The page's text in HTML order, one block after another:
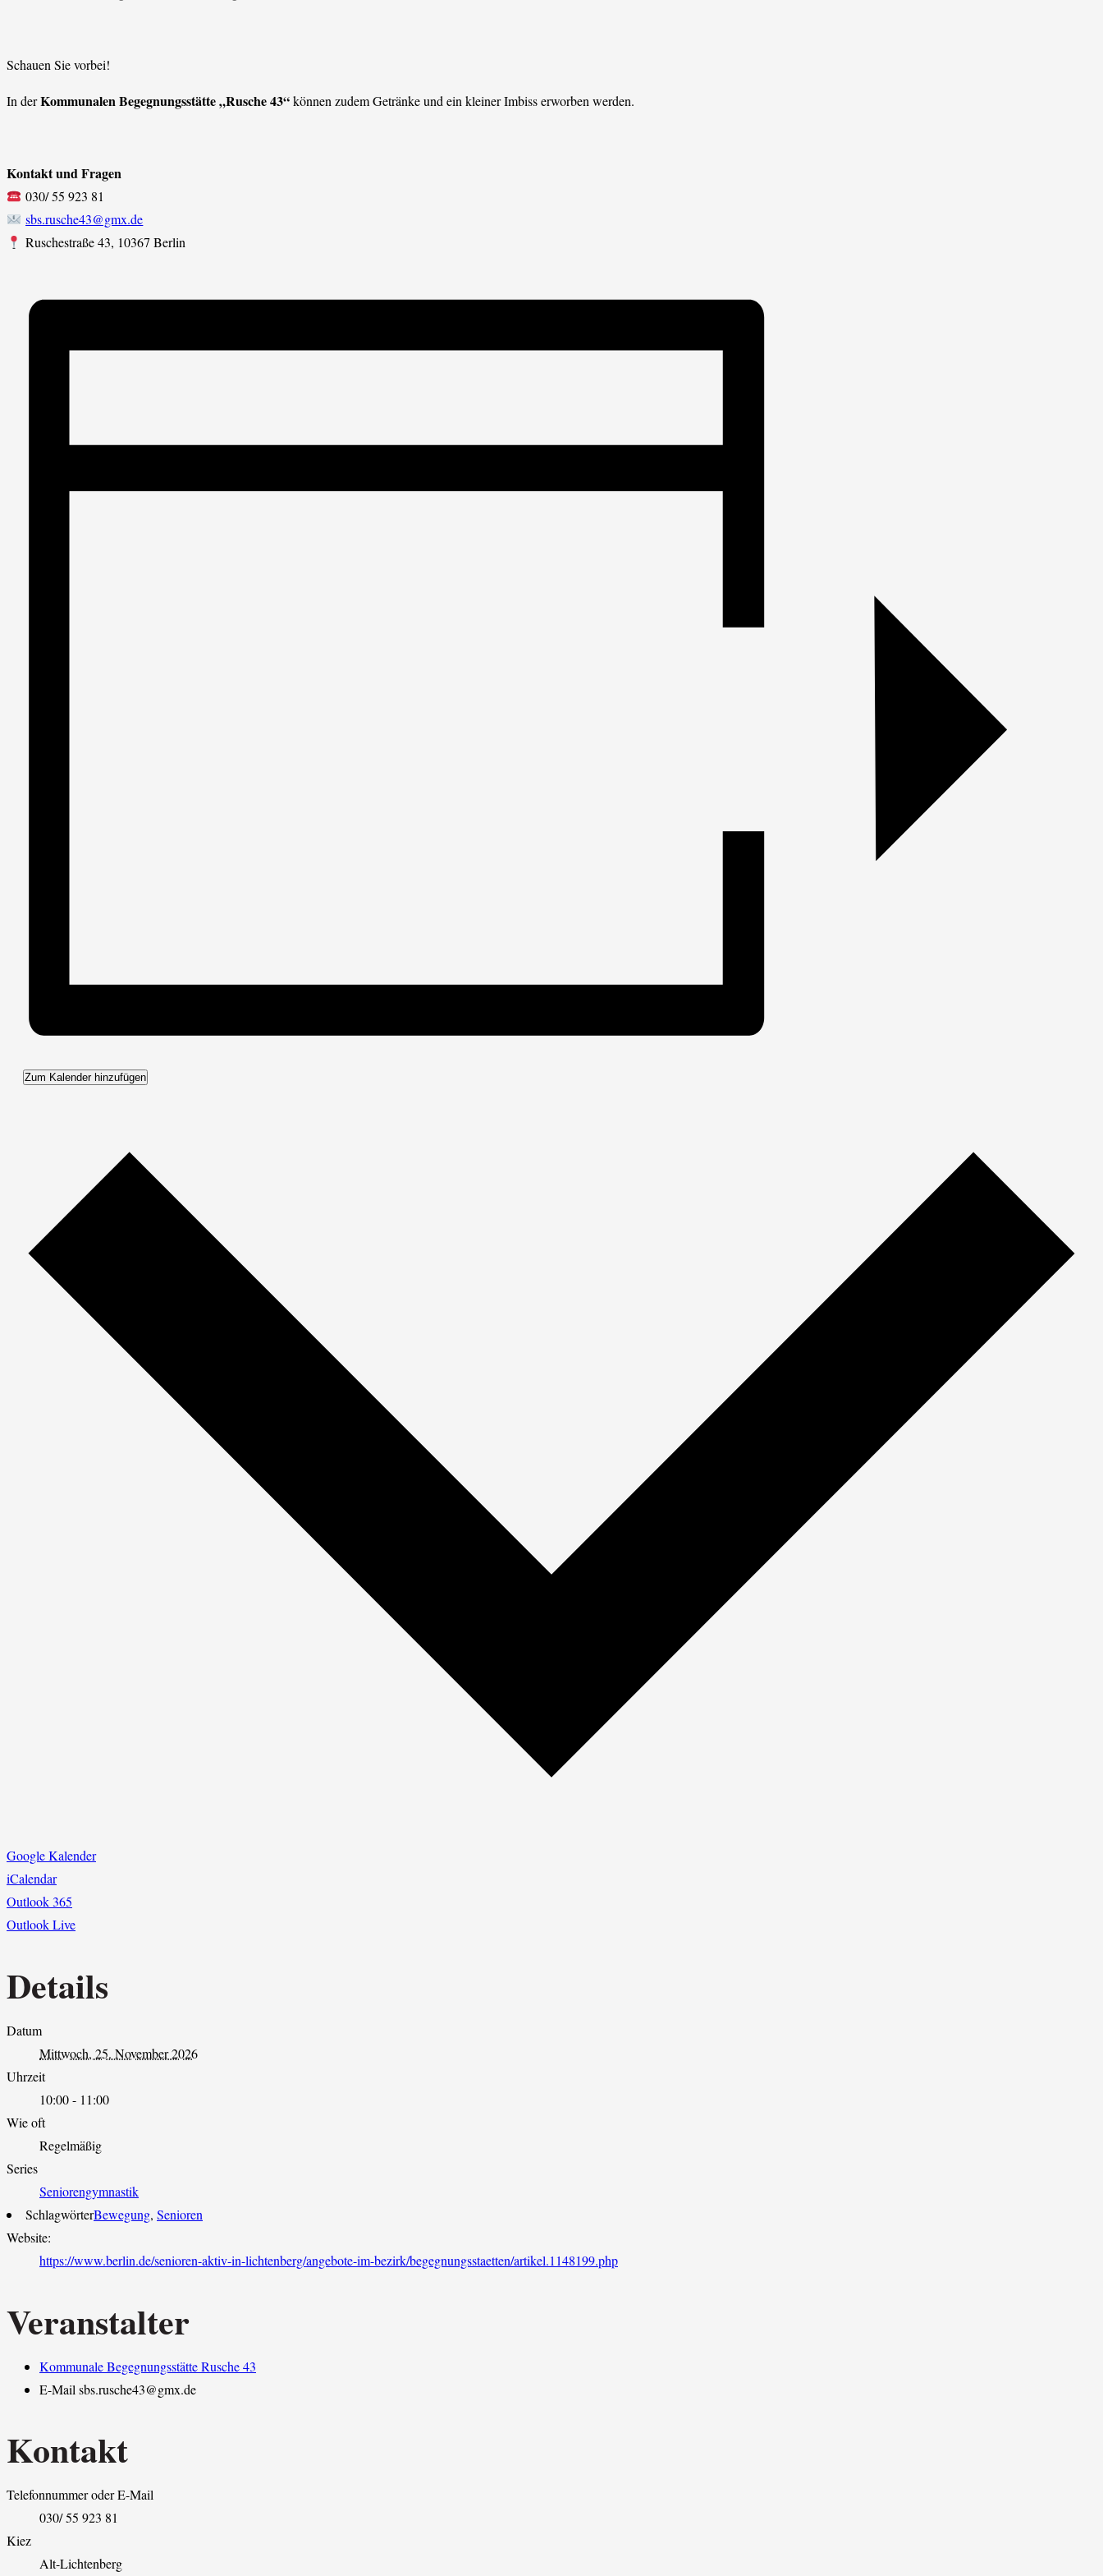
Schauen Sie vorbei!
In derKommunalen Begegnungsstätte „Rusche 43“können zudem Getränke und ein kleiner Imbiss erworben werden.
Kontakt und Fragen
030/ 55 923 81
sbs.rusche43@gmx.de
Ruschestraße 43, 10367 Berlin
Zum Kalender hinzufügen
Google Kalender
iCalendar
Outlook 365
Outlook Live
Details
Datum
Mittwoch, 25. November 2026
Uhrzeit
10:00 - 11:00
Wie oft
Regelmäßig
Series
Seniorengymnastik
SchlagwörterBewegung, Senioren
Website:
https://www.berlin.de/senioren-aktiv-in-lichtenberg/angebote-im-bezirk/begegnungsstaetten/artikel.1148199.php
Veranstalter
Kommunale Begegnungsstätte Rusche 43
E-Mail sbs.rusche43@gmx.de
Kontakt
Telefonnummer oder E-Mail
030/ 55 923 81
Kiez
Alt-Lichtenberg